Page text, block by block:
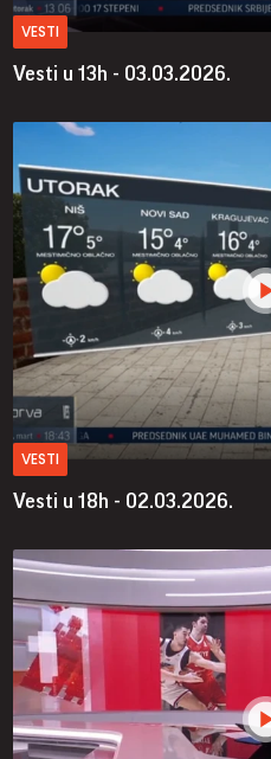
VESTI
Vesti u 13h - 03.03.2026.
VESTI
Vesti u 18h - 02.03.2026.